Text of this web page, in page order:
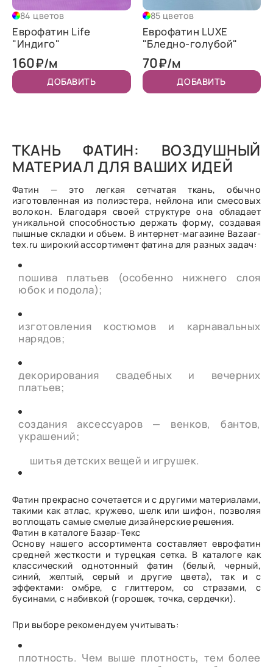
84 цветов
Еврофатин Life
"Индиго"
160₽/м
ДОБАВИТЬ
85 цветов
Еврофатин LUXE
"Бледно-голубой"
70₽/м
ДОБАВИТЬ
ТКАНЬ ФАТИН: ВОЗДУШНЫЙ
МАТЕРИАЛ ДЛЯ ВАШИХ ИДЕЙ
Фатин — это легкая сетчатая ткань, обычно
изготовленная из полиэстера, нейлона или смесовых
волокон. Благодаря своей структуре она обладает
уникальной способностью держать форму, создавая
пышные складки и объем. В интернет-магазине Bazaar-
tex.ru широкий ассортимент фатина для разных задач:
пошива платьев (особенно нижнего слоя
юбок и подола);
изготовления костюмов и карнавальных
нарядов;
декорирования свадебных и вечерних
платьев;
создания аксессуаров — венков, бантов,
украшений;
шитья детских вещей и игрушек.
Фатин прекрасно сочетается и с другими материалами,
такими как атлас, кружево, шелк или шифон, позволяя
воплощать самые смелые дизайнерские решения.
Фатин в каталоге Базар-Текс
Основу нашего ассортимента составляет еврофатин
средней жесткости и турецкая сетка. В каталоге как
классический однотонный фатин (белый, черный,
синий, желтый, серый и другие цвета), так и с
эффектами: омбре, с глиттером, со стразами, с
бусинами, с набивкой (горошек, точка, сердечки).
При выборе рекомендуем учитывать:
плотность. Чем выше плотность, тем более